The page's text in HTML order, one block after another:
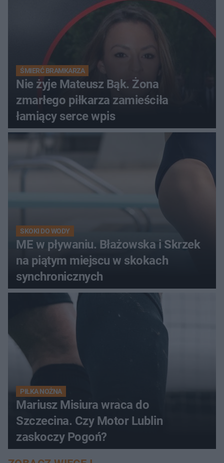
ŚMIERĆ BRAMKARZA
Nie żyje Mateusz Bąk. Żona
zmarłego piłkarza zamieściła
łamiący serce wpis
SKOKI DO WODY
ME w pływaniu. Błażowska i Skrzek
na piątym miejscu w skokach
synchronicznych
PIŁKA NOŻNA
Mariusz Misiura wraca do
Szczecina. Czy Motor Lublin
zaskoczy Pogoń?